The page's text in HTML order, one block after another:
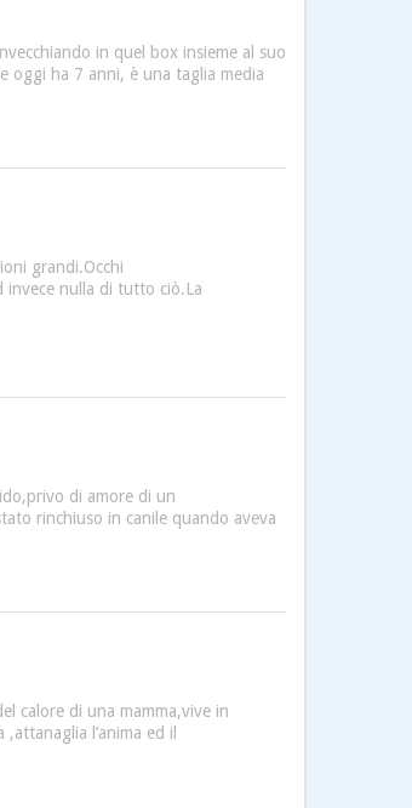
in quel box insieme al suo
oggi ha 7 anni, è una taglia media
grandi.Occhi
invece nulla di tutto ciò.La
di amore di un
rinchiuso in canile quando aveva
calore di una mamma,vive in
l’anima ed il